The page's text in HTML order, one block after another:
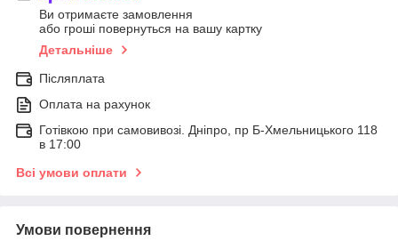
Ви отримаєте замовлення
або гроші повернуться на вашу картку
Детальніше
Післяплата
Оплата на рахунок
Готівкою при самовивозі. Дніпро, пр Б-Хмельницького 118
в 17:00
Всі умови оплати
Умови повернення